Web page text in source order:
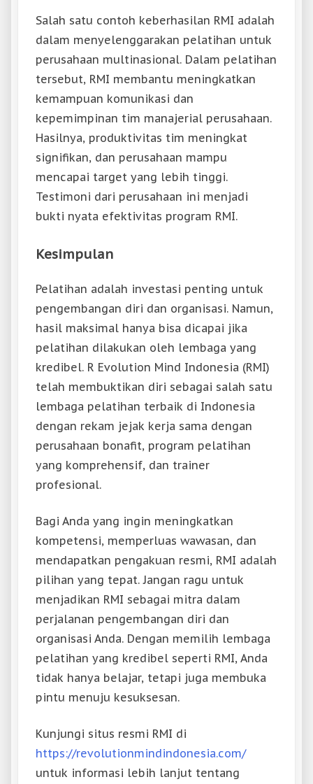
Salah satu contoh keberhasilan RMI adalah
dalam menyelenggarakan pelatihan untuk
perusahaan multinasional. Dalam pelatihan
tersebut, RMI membantu meningkatkan
kemampuan komunikasi dan
kepemimpinan tim manajerial perusahaan.
Hasilnya, produktivitas tim meningkat
signifikan, dan perusahaan mampu
mencapai target yang lebih tinggi.
Testimoni dari perusahaan ini menjadi
bukti nyata efektivitas program RMI.
Kesimpulan
Pelatihan adalah investasi penting untuk
pengembangan diri dan organisasi. Namun,
hasil maksimal hanya bisa dicapai jika
pelatihan dilakukan oleh lembaga yang
kredibel. R Evolution Mind Indonesia (RMI)
telah membuktikan diri sebagai salah satu
lembaga pelatihan terbaik di Indonesia
dengan rekam jejak kerja sama dengan
perusahaan bonafit, program pelatihan
yang komprehensif, dan trainer
profesional.
Bagi Anda yang ingin meningkatkan
kompetensi, memperluas wawasan, dan
mendapatkan pengakuan resmi, RMI adalah
pilihan yang tepat. Jangan ragu untuk
menjadikan RMI sebagai mitra dalam
perjalanan pengembangan diri dan
organisasi Anda. Dengan memilih lembaga
pelatihan yang kredibel seperti RMI, Anda
tidak hanya belajar, tetapi juga membuka
pintu menuju kesuksesan.
Kunjungi situs resmi RMI di
https://revolutionmindindonesia.com/
untuk informasi lebih lanjut tentang